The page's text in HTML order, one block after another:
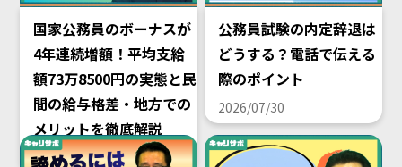
国家公務員のボーナスが
4年連続増額！平均支給
額73万8500円の実態と民
間の給与格差・地方での
メリットを徹底解説
2026/08/02
公務員試験の内定辞退は
どうする？電話で伝える
際のポイント
2026/07/30